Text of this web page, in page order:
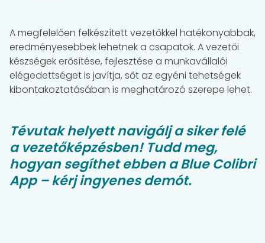
A megfelelően felkészített vezetőkkel hatékonyabbak,
eredményesebbek lehetnek a csapatok. A vezetői
készségek erősítése, fejlesztése a munkavállalói
elégedettséget is javítja, sőt az egyéni tehetségek
kibontakoztatásában is meghatározó szerepe lehet.
Tévutak helyett navigálj a siker felé
a vezetőképzésben! Tudd meg,
hogyan segíthet ebben a Blue Colibri
App – kérj ingyenes demót.